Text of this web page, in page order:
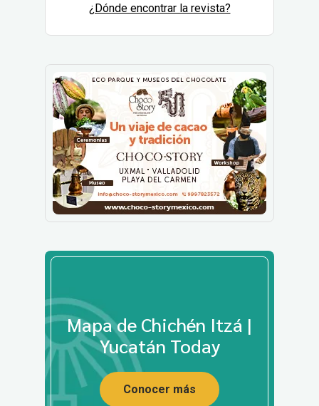
¿Dónde encontrar la revista?
Mapa de Chichén Itzá |
Yucatán Today
Conocer más